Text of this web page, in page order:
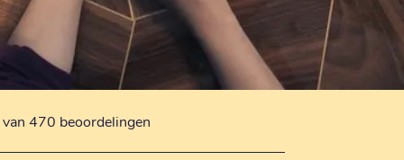
470 beoordelingen